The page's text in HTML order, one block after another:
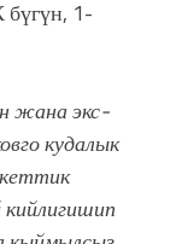
1-
жана экс-
кудалык